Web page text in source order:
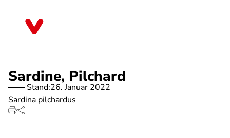
Sardine, Pilchard
Stand:26. Januar 2022
Sardina pilchardus